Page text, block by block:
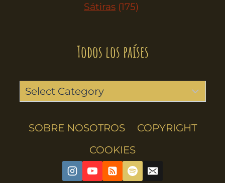
Sátiras (175)
Todos los países
SOBRE NOSOTROS
COPYRIGHT
COOKIES